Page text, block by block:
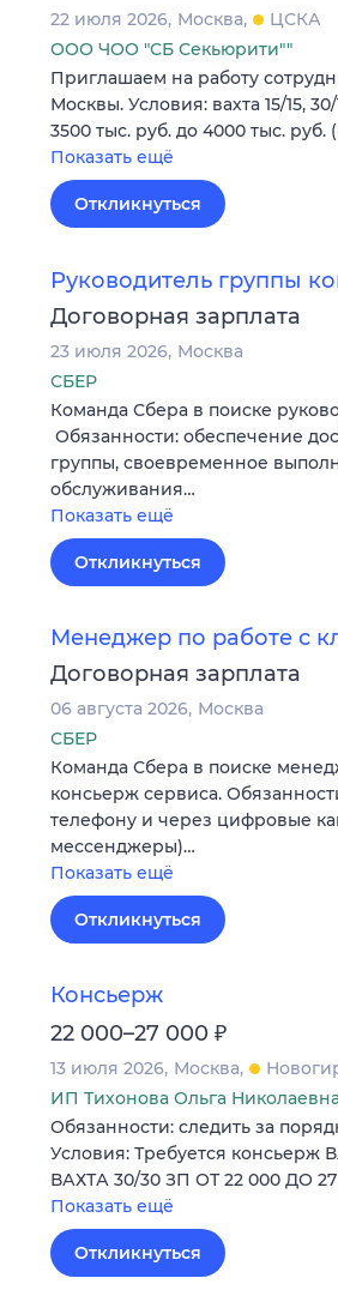
22 июля 2026 Москва
ЦСКА
ООО ЧОО "СБ Секьюрити""
Приглашаем нa работу
Москвы. Условия: вахта 15/15,
3500 тыс. руб. дo 4000 тыс. pуб.
Показать ещё
Откликнуться
Руководитель группы
Договорная зарплата
23 июля 2026 Москва
СБЕР
Команда Сбера в поиске
Обязанности: обеспечение
группы, своевременное
обслуживания…
Показать ещё
Откликнуться
Менеджер по работе с
Договорная зарплата
06 августа 2026 Москва
СБЕР
Команда Сбера в поиске
консьерж сервиса.
телефону и через цифровые
мессенджеры)…
Показать ещё
Откликнуться
Консьерж
22 000–27 000 ₽
13 июля 2026 Москва
ИП Тихонова Ольга
Обязанности: следить за
Условия: Требуется
ВАХТА 30/30 ЗП ОТ 22 000 ДО
Показать ещё
Откликнуться